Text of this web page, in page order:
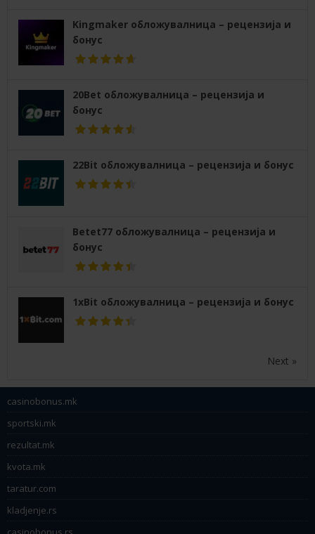
Kingmaker обложувалница – рецензија и
бонус
20Bet обложувалница – рецензија и
бонус
22Bit обложувалница – рецензија и бонус
Betet77 обложувалница – рецензија и
бонус
1xBit обложувалница – рецензија и бонус
Next »
casinobonus.mk
sportski.mk
rezultat.mk
kvota.mk
taratur.com
kladjenje.rs